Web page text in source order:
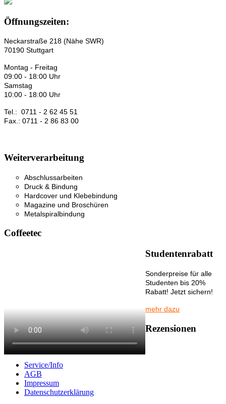
Öffnungszeiten:
Neckarstraße 218 (Nähe SWR)
70190 Stuttgart
Montag - Freitag
09:00 - 18:00 Uhr
Samstag
10:00 - 18:00 Uhr
Tel.: 0711 - 2 62 45 51
Fax.: 0711 - 2 86 83 00
Weiterverarbeitung
Abschlussarbeiten
Druck & Bindung
Hardcover und Klebebindung
Magazine und Broschüren
Metalspiralbindung
Coffeetec
Studentenrabatt
Sonderpreise für alle
Studenten bis 20%
Rabatt! Jetzt sichern!
mehr dazu
Rezensionen
Service/Info
AGB
Impressum
Datenschutzerklärung